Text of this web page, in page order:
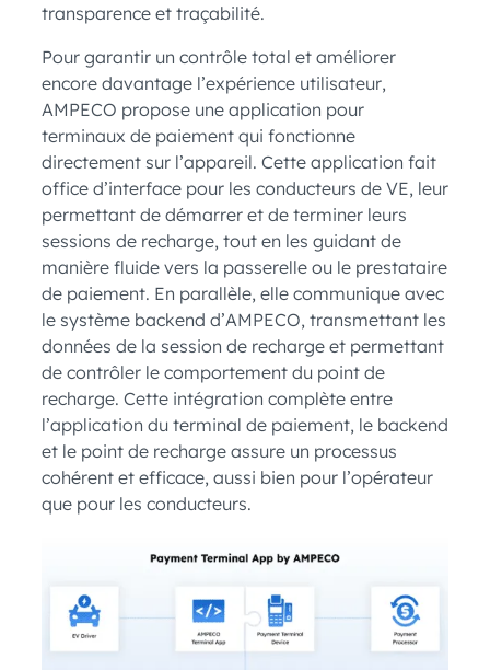
transparence et traçabilité.
Pour garantir un contrôle total et améliorer
encore davantage l’expérience utilisateur,
AMPECO propose une application pour
terminaux de paiement qui fonctionne
directement sur l’appareil. Cette application fait
office d’interface pour les conducteurs de VE, leur
permettant de démarrer et de terminer leurs
sessions de recharge, tout en les guidant de
manière fluide vers la passerelle ou le prestataire
de paiement. En parallèle, elle communique avec
le système backend d’AMPECO, transmettant les
données de la session de recharge et permettant
de contrôler le comportement du point de
recharge. Cette intégration complète entre
l’application du terminal de paiement, le backend
et le point de recharge assure un processus
cohérent et efficace, aussi bien pour l’opérateur
que pour les conducteurs.